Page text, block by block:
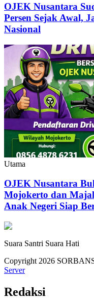
OJEK Nusantara
Persen Sejak Awal,
Nasional
Utama
OJEK Nusantara
Mojokerto dan
Anak Negeri Siap
Suara Santri Suara Hati
Copyright 2026
Server
Redaksi